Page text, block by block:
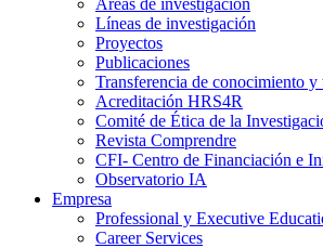
Áreas de investigación
Líneas de investigación
Proyectos
Publicaciones
Transferencia de conocimiento y
Acreditación HRS4R
Comité de Ética de la
Revista Comprendre
CFI- Centro de Financiación e
Observatorio IA
Empresa
Professional y Executive
Career Services